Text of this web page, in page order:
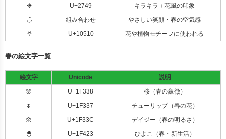
❉
U+2749
キラキラ＋花風の印象
◡̈
組み合わせ
やさしい笑顔・春の空気感
𖤐
U+10510 花や植物モチーフに使われる
春の絵文字一覧
絵文字 Unicode
説明
🌸
U+1F338
桜（春の象徴）
🌷
U+1F337
チューリップ（春の花）
🌼
U+1F33C
デイジー（春の明るさ）
🐣
U+1F423
ひよこ（春・新生活）